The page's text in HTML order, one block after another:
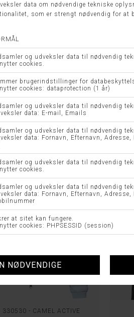
360720 - CAMEL ACTIVE
1.199,00 DKK 599,50
330530 - CAMEL ACTIVE